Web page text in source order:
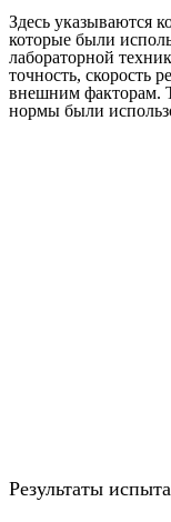
Здесь указываются
которые были
лабораторной
точность, скорость
внешним факторам.
нормы были
Результаты